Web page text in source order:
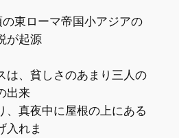
東ローマ帝国小アジアの
が起源
、貧しさのあまり三人の
出来
真夜中に屋根の上にある
入れま